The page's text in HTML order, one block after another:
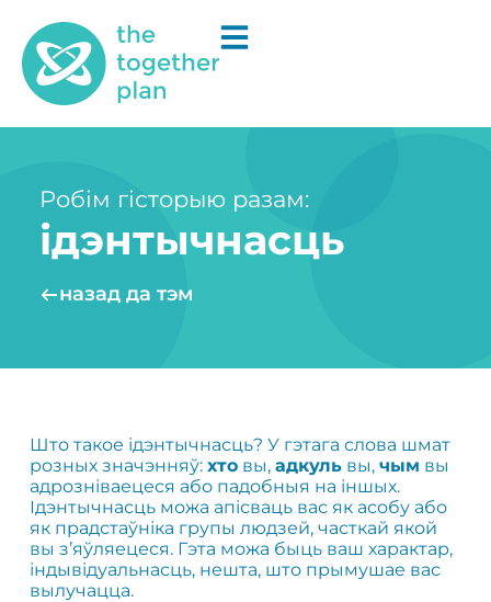
Робім гісторыю разам:
ідэнтычнасць
назад да тэм
Што такое ідэнтычнасць? У гэтага слова шмат
розных значэнняў: хтовы, адкульвы, чым вы
адрозніваецеся або падобныя на іншых.
Ідэнтычнасць можа апісваць вас як асобу або
як прадстаўніка групы людзей, часткай якой
вы з’яўляецеся. Гэта можа быць ваш характар,
індывідуальнасць, нешта, што прымушае вас
вылучацца.